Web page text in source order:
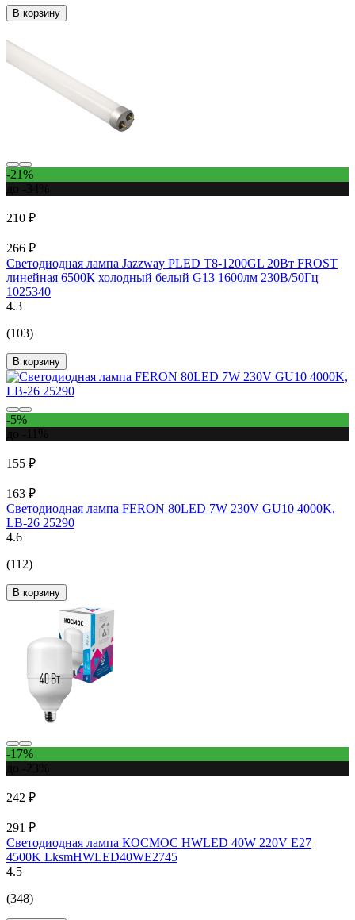
В корзину
-21%
210 ₽
266 ₽
Светодиодная лампа Jazzway PLED T8-1200GL 20Вт FROST
линейная 6500К холодный белый G13 1600лм 230В/50Гц
1025340
4.3
(103)
В корзину
-5%
155 ₽
163 ₽
Светодиодная лампа FERON 80LED 7W 230V GU10 4000K,
LB-26 25290
4.6
(112)
В корзину
-17%
242 ₽
291 ₽
Светодиодная лампа КОСМОС HWLED 40W 220V E27
4500K LksmHWLED40WE2745
4.5
(348)